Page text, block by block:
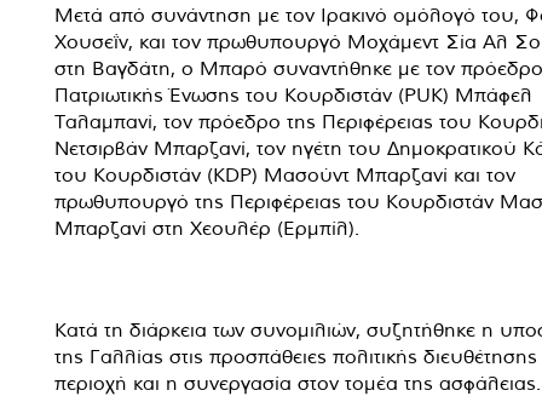
Μετά από συνάντηση με τον Ιρακινό ομόλογό του,
Χουσεΐν, και τον πρωθυπουργό Μοχάμεντ Σία Αλ
στη Βαγδάτη, ο Μπαρό συναντήθηκε με τον
Πατριωτικής Ένωσης του Κουρδιστάν (PUK) Μπάφελ
Ταλαμπανί, τον πρόεδρο της Περιφέρειας του
Νετσιρβάν Μπαρζανί, τον ηγέτη του Δημοκρατικού
του Κουρδιστάν (KDP) Μασούντ Μπαρζανί και τον
πρωθυπουργό της Περιφέρειας του Κουρδιστάν
Μπαρζανί στη Χεουλέρ (Ερμπίλ).
Κατά τη διάρκεια των συνομιλιών, συζητήθηκε η
της Γαλλίας στις προσπάθειες πολιτικής
περιοχή και η συνεργασία στον τομέα της ασφάλειας.